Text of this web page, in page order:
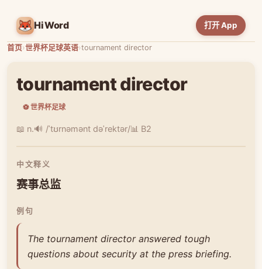
HiWord 打开 App
首页›世界杯足球英语›tournament director
tournament director
⚽ 世界杯足球
📖 n.🔊 /ˈtʊrnəmənt dəˈrektər/📊 B2
中文释义
赛事总监
例句
The tournament director answered tough
questions about security at the press briefing.